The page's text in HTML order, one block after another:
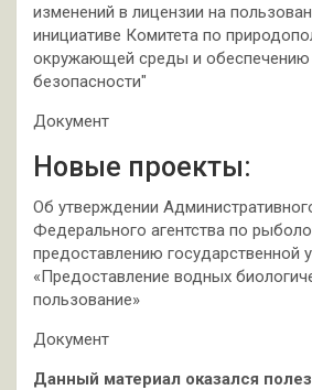
изменений в лицензии на
инициативе Комитета по
окружающей среды и обеспечению
безопасности"
Документ
Новые проекты:
Об утверждении
Федерального агентства по
предоставлению государственной
«Предоставление водных
пользование»
Документ
Данный материал оказался